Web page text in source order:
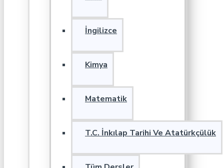
İngilizce
Kimya
Matematik
T.C. İnkılap Tarihi Ve Atatürkçülük